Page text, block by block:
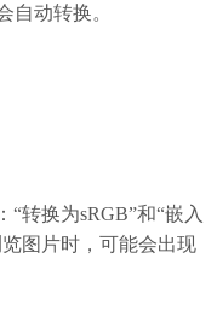
自动转换。
转换为sRGB”和“嵌入
图片时，可能会出现